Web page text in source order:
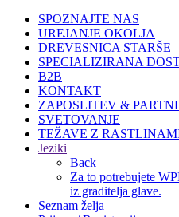
SPOZNAJTE NAS
UREJANJE OKOLJA
DREVESNICA STARŠE
SPECIALIZIRANA
B2B
KONTAKT
ZAPOSLITEV &
SVETOVANJE
TEŽAVE Z
Jeziki
Back
Za to potrebujete
iz graditelja glave.
Seznam želja